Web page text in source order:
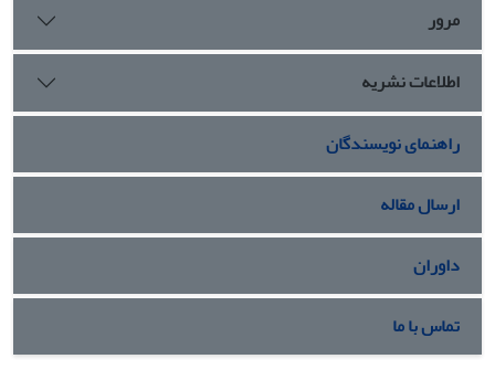
مرور
اطلاعات نشریه
راهنمای نویسندگان
ارسال مقاله
داوران
تماس با ما